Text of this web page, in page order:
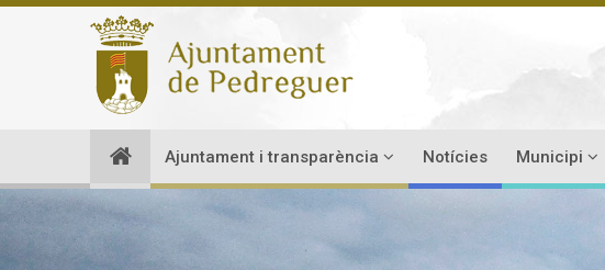
Ajuntament i transparència Notícies Municipi